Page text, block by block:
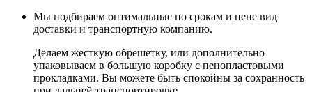
Мы подбираем оптимальные по срокам и цене вид
доставки и транспортную компанию.
Делаем жесткую обрешетку, или дополнительно
упаковываем в большую коробку с пенопластовыми
прокладками. Вы можете быть спокойны за сохранность